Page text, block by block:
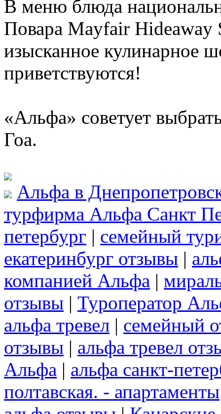
В меню блюда
Повара Mayfair Hideaway
изысканное кулинарное
приветствуются!
«Альфа» советует
Гоа.
Альфа в
турфирма Альфа Санкт
петербург | семейный
екатеринбург отзывы |
компанией Альфа |
отзывы | Туроператор
альфа тревел | семейный
отзывы | альфа тревел
Альфа | альфа санкт-
полтавская. - апартаменты